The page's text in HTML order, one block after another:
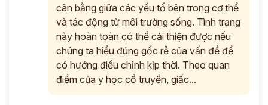
cân bằng giữa các yếu tố bên trong cơ thể
và tác động từ môi trường sống. Tình trạng
này hoàn toàn có thể cải thiện được nếu
chúng ta hiểu đúng gốc rễ của vấn đề để
có hướng điều chỉnh kịp thời. Theo quan
điểm của y học cổ truyền, giấc...